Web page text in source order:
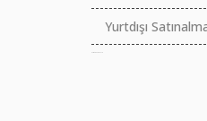
Yurtdışı